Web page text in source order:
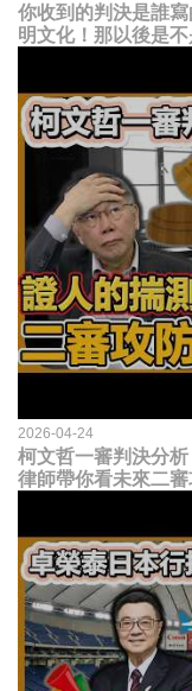
你收到的判決是誰寫
明文化！那以後是
2026-04-24
柯文哲一審判決分
律師帶你看未來二審